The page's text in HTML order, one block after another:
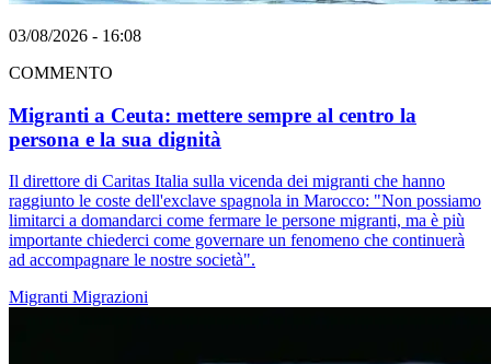
03/08/2026 - 16:08
COMMENTO
Migranti a Ceuta: mettere sempre al centro la
persona e la sua dignità
Il direttore di Caritas Italia sulla vicenda dei migranti che hanno
raggiunto le coste dell'exclave spagnola in Marocco: "Non possiamo
limitarci a domandarci come fermare le persone migranti, ma è più
importante chiederci come governare un fenomeno che continuerà
ad accompagnare le nostre società".
Migranti Migrazioni